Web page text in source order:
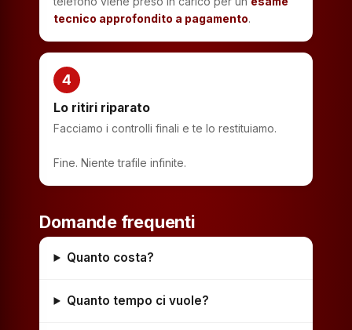
tecnico approfondito a pagamento.
4
Lo ritiri riparato
Facciamo i controlli finali e te lo restituiamo.
Fine. Niente trafile infinite.
Domande frequenti
Quanto costa?
Quanto tempo ci vuole?